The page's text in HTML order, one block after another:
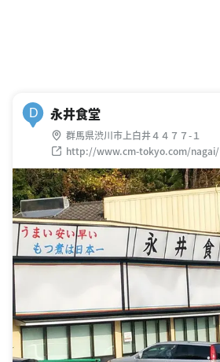
D 永井食堂
群馬県渋川市上白井４４７７-１
http://www.cm-tokyo.com/nagai/